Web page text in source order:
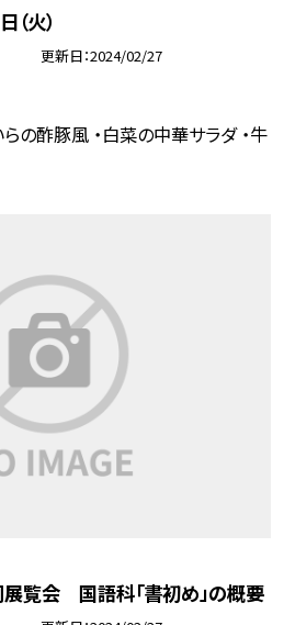
（火）
更新日 2024/02/27
らの酢豚風 ・白菜の中華サラダ ・牛
覧会 国語科「書初め」の概要